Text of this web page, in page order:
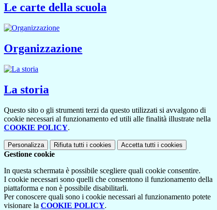
Le carte della scuola
Organizzazione
La storia
Questo sito o gli strumenti terzi da questo utilizzati si avvalgono di
cookie necessari al funzionamento ed utili alle finalità illustrate nella
COOKIE POLICY.
Personalizza Rifiuta tutti i cookies Accetta tutti i cookies
Gestione cookie
In questa schermata è possibile scegliere quali cookie consentire.
I cookie necessari sono quelli che consentono il funzionamento della
piattaforma e non è possibile disabilitarli.
Per conoscere quali sono i cookie necessari al funzionamento potete
visionare la COOKIE POLICY.